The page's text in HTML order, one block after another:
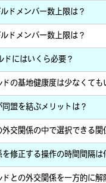
ドメンバー数上限は？
ドメンバー数上限は？
ドにはいくら必要？
ドの基地健康度は少なくても
同盟を結ぶメリットは？
外交関係の中で選択できる関
を修正する操作の時間間隔は
ドとの外交関係を一方的に